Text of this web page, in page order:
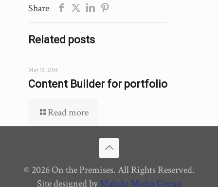
Share
Related posts
May 13, 2014
Content Builder for portfolio
Read more
© 2026 On the Premises. All Rights Reserved.
Site designed byMahalo Media Group